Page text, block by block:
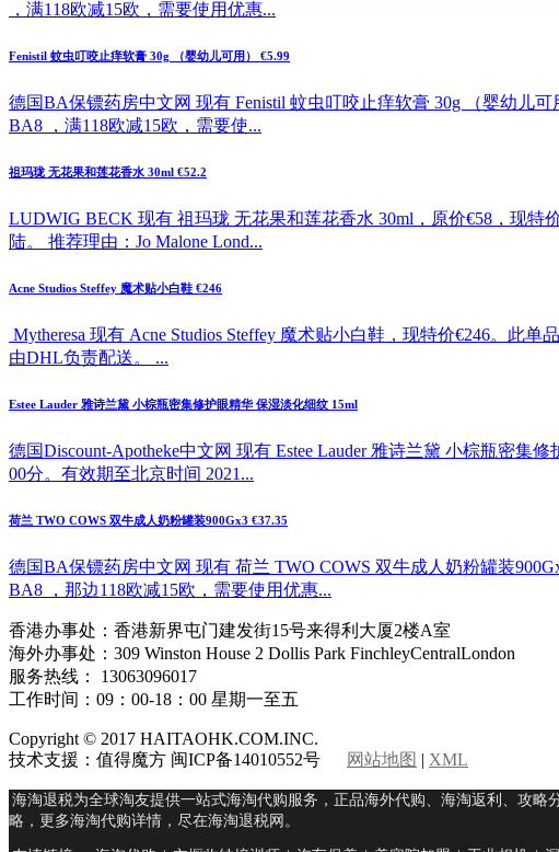
，满118欧减15欧，需要使用优惠...
Fenistil 蚊虫叮咬止痒软膏 30g （婴幼儿可用） €5.99
德国BA保镖药房中文网 现有 Fenistil 蚊虫叮咬止痒软膏 30g （婴幼儿
BA8 ，满118欧减15欧，需要使...
祖玛珑 无花果和莲花香水 30ml €52.2
LUDWIG BECK 现有 祖玛珑 无花果和莲花香水 30ml，原价€58，现特
陆。 推荐理由：Jo Malone Lond...
Acne Studios Steffey 魔术贴小白鞋 €246
Mytheresa 现有 Acne Studios Steffey 魔术贴小白鞋，现特价€246。此
由DHL负责配送。 ...
Estee Lauder 雅诗兰黛 小棕瓶密集修护眼精华 保湿淡化细纹 15ml
德国Discount-Apotheke中文网 现有 Estee Lauder 雅诗兰黛 小棕瓶密集
00分。有效期至北京时间 2021...
荷兰 TWO COWS 双牛成人奶粉罐装900Gx3 €37.35
德国BA保镖药房中文网 现有 荷兰 TWO COWS 双牛成人奶粉罐装
BA8 ，那边118欧减15欧，需要使用优惠...
香港办事处：香港新界屯门建发街15号来得利大厦2楼A室
海外办事处：309 Winston House 2 Dollis Park FinchleyCentralLondon
服务热线： 13063096017
工作时间：09：00-18：00 星期一至五
Copyright © 2017 HAITAOHK.COM.INC.
技术支援：值得魔方 闽ICP备14010552号
网站地图 | XML
海淘退税为全球淘友提供一站式海淘代购服务，正品海外代购、海淘返利、攻
略，更多海淘代购详情，尽在海淘退税网。